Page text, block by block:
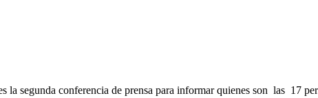
la segunda conferencia de prensa para informar quienes son las 17